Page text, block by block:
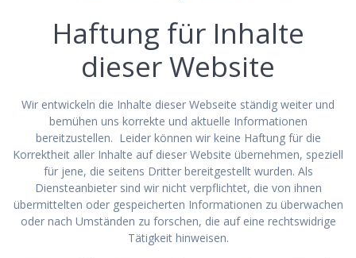
Haftung für Inhalte
dieser Website
Wir entwickeln die Inhalte dieser Webseite ständig weiter und
bemühen uns korrekte und aktuelle Informationen
bereitzustellen. Leider können wir keine Haftung für die
Korrektheit aller Inhalte auf dieser Website übernehmen, speziell
für jene, die seitens Dritter bereitgestellt wurden. Als
Diensteanbieter sind wir nicht verpflichtet, die von ihnen
übermittelten oder gespeicherten Informationen zu überwachen
oder nach Umständen zu forschen, die auf eine rechtswidrige
Tätigkeit hinweisen.